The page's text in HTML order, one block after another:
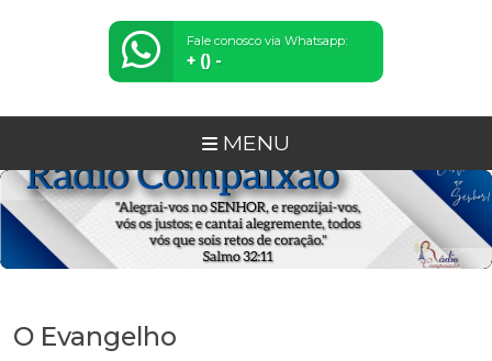
Fale conosco via Whatsapp:
+ () -
MENU
O Evangelho